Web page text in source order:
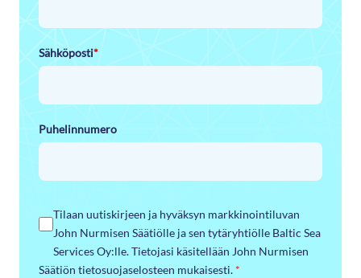
Sähköposti*
Puhelinnumero
Tilaan uutiskirjeen ja hyväksyn markkinointiluvan
John Nurmisen Säätiölle ja sen tytäryhtiölle Baltic Sea
Services Oy:lle. Tietojasi käsitellään John Nurmisen
Säätiön tietosuojaselosteen mukaisesti. *